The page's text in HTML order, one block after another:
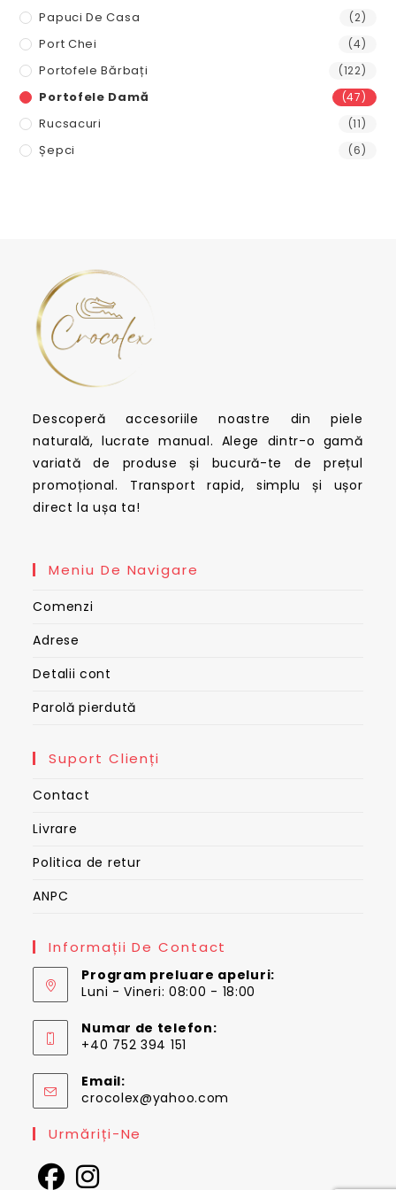
Papuci De Casa (2)
Port Chei (4)
Portofele Bărbați (122)
Portofele Damă (47)
Rucsacuri (11)
Șepci (6)
Descoperă accesoriile noastre din piele
naturală, lucrate manual. Alege dintr-o gamă
variată de produse și bucură-te de prețul
promoțional. Transport rapid, simplu și ușor
direct la ușa ta!
Meniu De Navigare
Comenzi
Adrese
Detalii cont
Parolă pierdută
Suport Clienți
Contact
Livrare
Politica de retur
ANPC
Informații De Contact
Program preluare apeluri:
Luni - Vineri: 08:00 - 18:00
Numar de telefon:
+40 752 394 151
Email:
crocolex@yahoo.com
Urmăriți-Ne